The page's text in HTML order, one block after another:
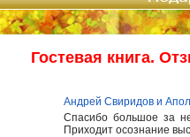
Гостевая книга.
Андрей Свиридов и
Спасибо большое за
Приходит осознание